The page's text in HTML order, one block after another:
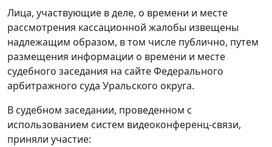
Лица, участвующие в деле, о времени и месте
рассмотрения кассационной жалобы извещены
надлежащим образом, в том числе публично, путем
размещения информации о времени и месте
судебного заседания на сайтеФедерального
арбитражного суда Уральского округа.
В судебном заседании, проведенном с
использованием систем видеоконференц-связи,
приняли участие: